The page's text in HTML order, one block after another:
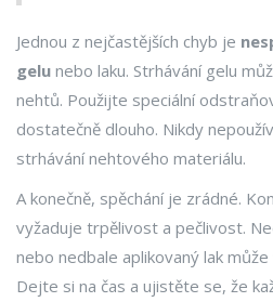
Jednou z nejčastějších chyb je
gelu nebo laku. Strhávání gelu
nehtů. Použijte speciální
dostatečně dlouho. Nikdy
strhávání nehtového materiálu.
A konečně, spěchání je zrádné.
vyžaduje trpělivost a pečlivost.
nebo nedbale aplikovaný lak
Dejte si na čas a ujistěte se, že